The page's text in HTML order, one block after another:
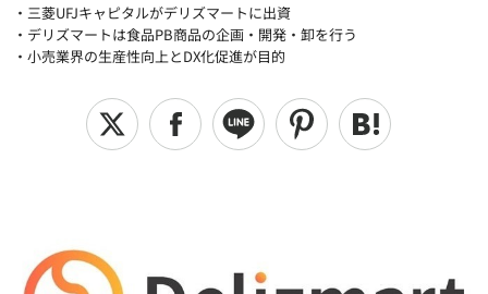
・三菱UFJキャピタルがデリズマートに出資
・デリズマートは食品PB商品の企画・開発・卸を行う
・小売業界の生産性向上とDX化促進が目的